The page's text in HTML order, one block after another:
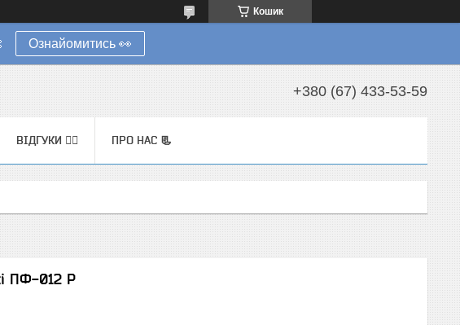
Кошик
Ознайомитись 👀
+380 (67) 433-53-59
ВІДГУКИ ✍🏼 ПРО НАС 📃
ПФ-012 Р